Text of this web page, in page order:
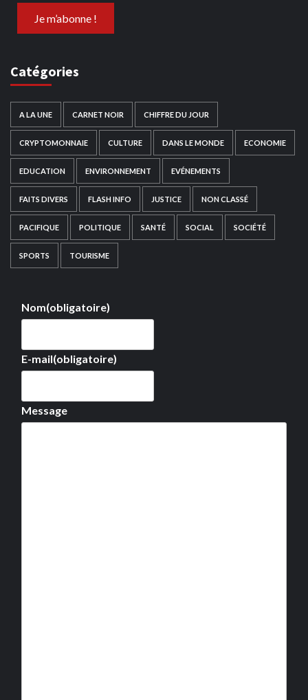
Catégories
A LA UNE CARNET NOIR CHIFFRE DU JOUR
CRYPTOMONNAIE CULTURE DANS LE MONDE ECONOMIE
EDUCATION ENVIRONNEMENT EVÉNEMENTS
FAITS DIVERS FLASH INFO JUSTICE NON CLASSÉ
PACIFIQUE POLITIQUE SANTÉ SOCIAL SOCIÉTÉ
SPORTS TOURISME
Nom(obligatoire)
E-mail(obligatoire)
Message